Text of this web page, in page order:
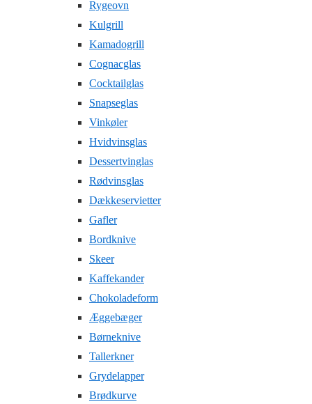
Rygeovn
Kulgrill
Kamadogrill
Cognacglas
Cocktailglas
Snapseglas
Vinkøler
Hvidvinsglas
Dessertvinglas
Rødvinsglas
Dækkeservietter
Gafler
Bordknive
Skeer
Kaffekander
Chokoladeform
Æggebæger
Børneknive
Tallerkner
Grydelapper
Brødkurve